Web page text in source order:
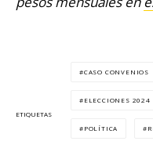
ETIQUETAS
CASO CONVENIOS
ELECCIONES 2024
POLÍTICA